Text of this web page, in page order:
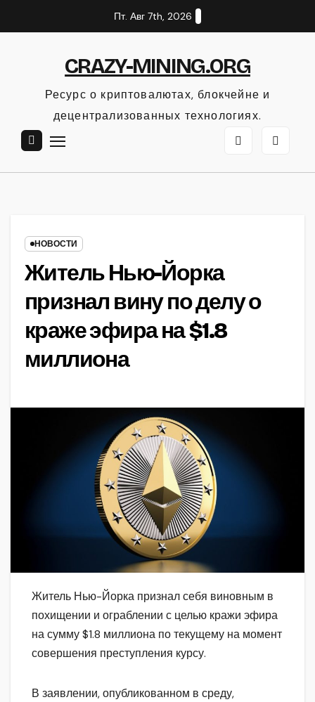
к
Пт. Авг 7th, 2026
CRAZY-MINING.ORG
Ресурс о криптовалютах, блокчейне и
децентрализованных технологиях.
НОВОСТИ
Житель Нью-Йорка
признал вину по делу о
краже эфира на $1.8
миллиона
Житель Нью-Йорка признал себя виновным в
похищении и ограблении с целью кражи эфира
на сумму $1.8 миллиона по текущему на момент
совершения преступления курсу.
В заявлении, опубликованном в среду,